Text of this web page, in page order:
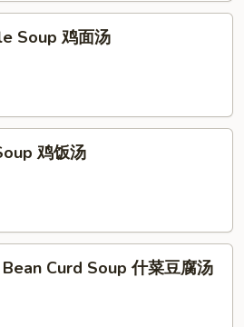
Soup 鸡面汤
鸡饭汤
Curd Soup 什菜豆腐汤